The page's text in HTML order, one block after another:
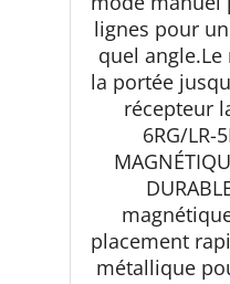
lignes pour
quel
la portée
récepteur
6RG/LR-
placement
métallique